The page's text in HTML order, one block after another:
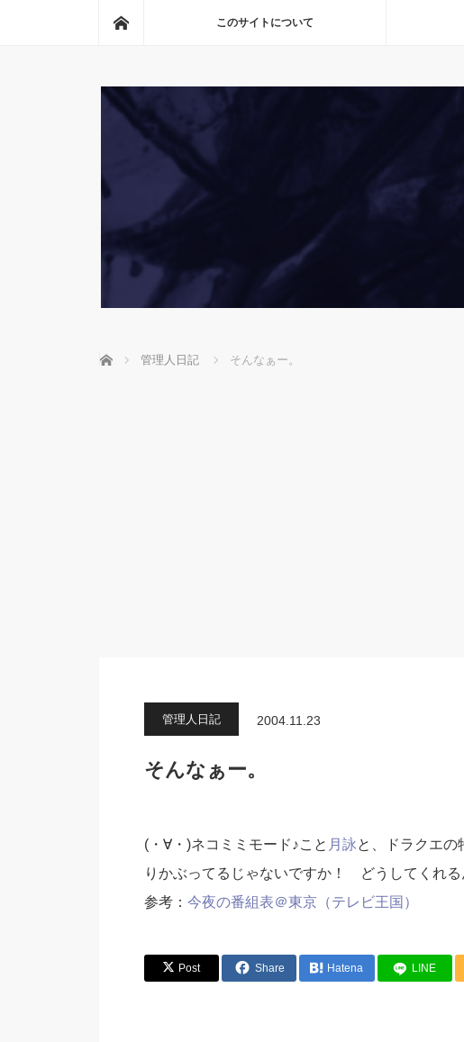
このサイトについて
ホーム 管理人日記 そんなぁー。
管理人日記 2004.11.23
そんなぁー。
(・∀・)ネコミミモード♪こと 月詠と、ドラクエの
りかぶってるじゃないですか！ どうしてくれ
参考： 今夜の番組表＠東京（テレビ王国）
Post Share Hatena LINE